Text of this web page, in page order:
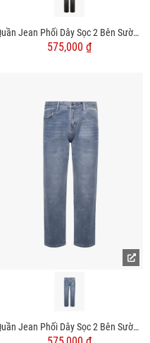
Quần Jean Phối Dây Sọc 2 Bên Sườn Form Straight Xám QJ132 Màu Xám
575,000 ₫
Quần Jean Phối Dây Sọc 2 Bên Sườn Form Straight Xanh QJ130 Màu Xanh